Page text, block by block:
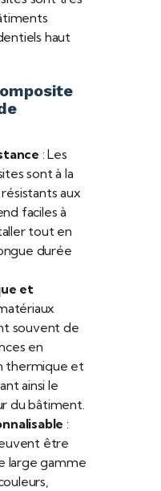
haut
: Les
sont à la
aux
faciles à
tout en
durée
et
souvent de
en
thermique et
ainsi le
du bâtiment.
:
être
large gamme